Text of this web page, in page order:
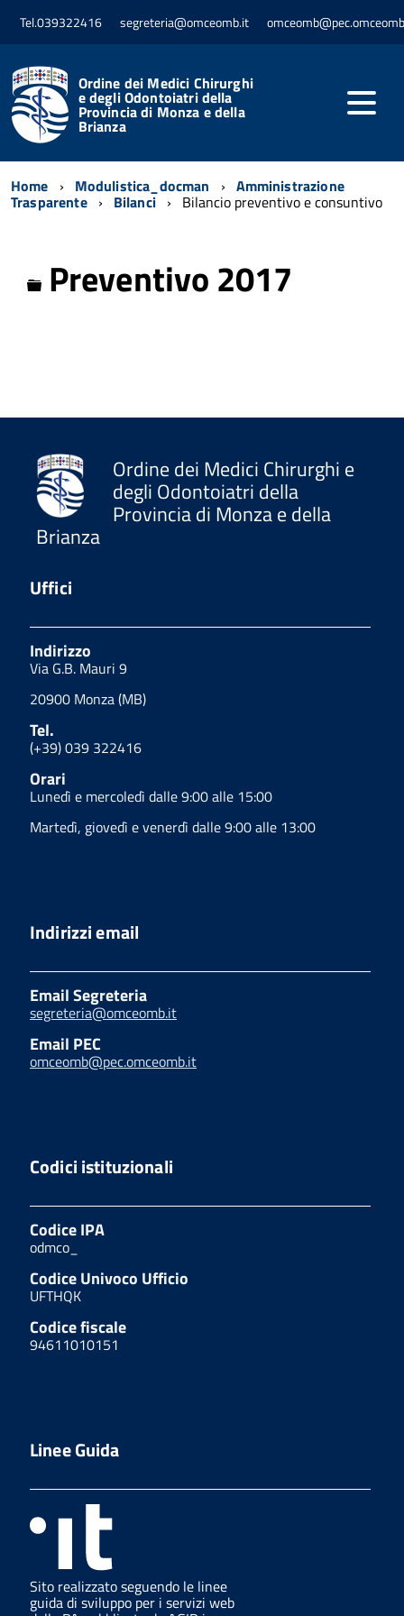
Tel.039322416 segreteria@omceomb.it
Ordine dei Medici Chirurghi
e degli Odontoiatri della
Provincia di Monza e della
Brianza
Home Modulistica_docman Amministrazione
Trasparente Bilanci Bilancio preventivo e consuntivo
Cartella
Preventivo 2017
Ordine dei Medici Chirurghi e
degli Odontoiatri della
Provincia di Monza e della
Brianza
Uffici
Indirizzo
Via G.B. Mauri 9
20900 Monza (MB)
Tel.
(+39) 039 322416
Orari
Lunedì e mercoledì dalle 9:00 alle 15:00
Martedì, giovedì e venerdì dalle 9:00 alle 13:00
Indirizzi email
Email Segreteria
segreteria@omceomb.it
Email PEC
omceomb@pec.omceomb.it
Codici istituzionali
Codice IPA
odmco_
Codice Univoco Ufficio
UFTHQK
Codice fiscale
94611010151
Linee Guida
Sito realizzato seguendo le linee
guida di sviluppo per i servizi web